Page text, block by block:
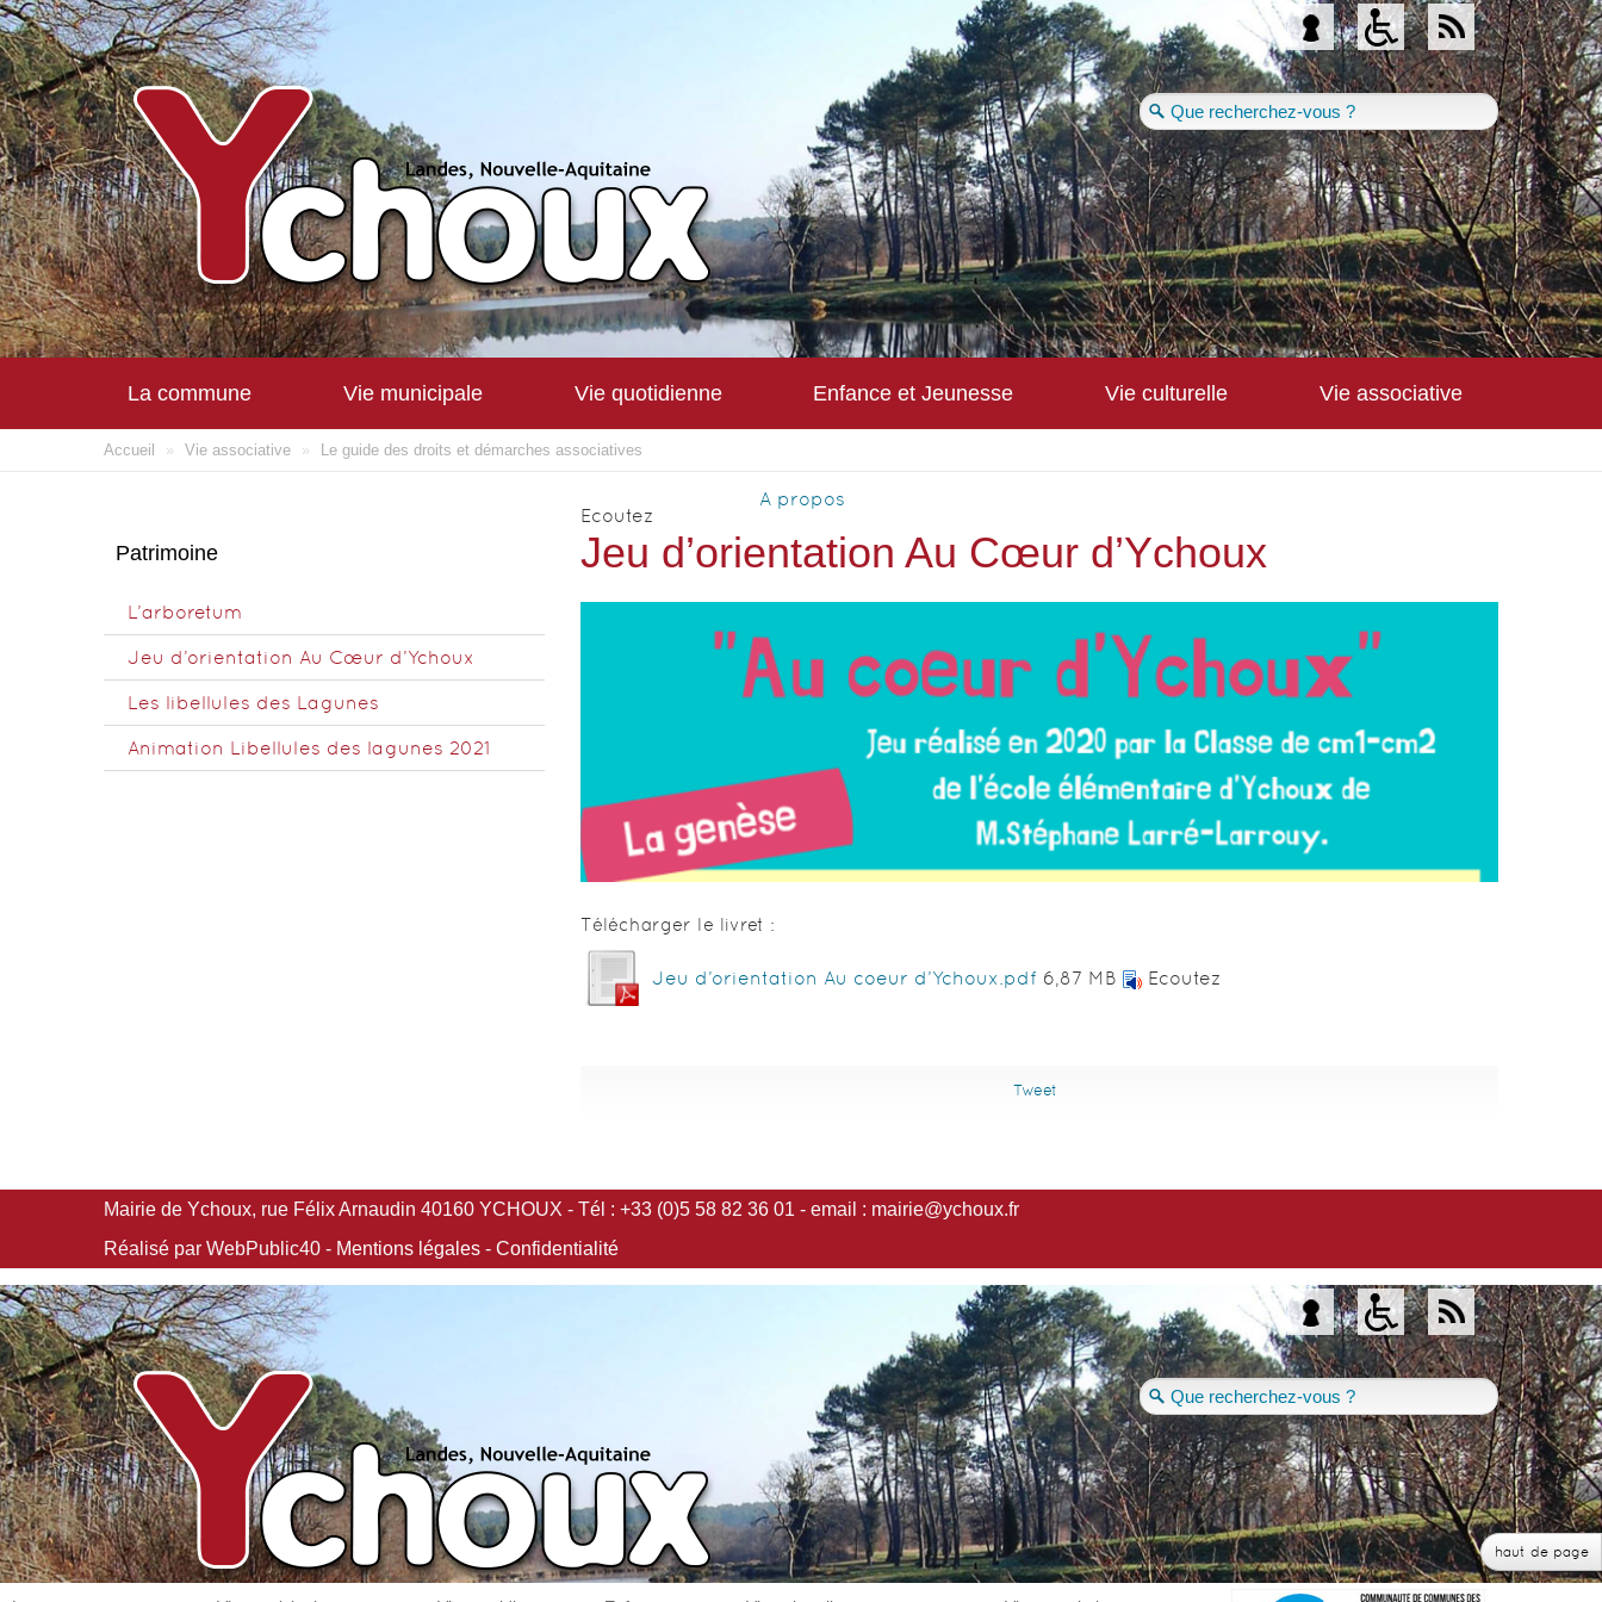
Se connecter
La commune Vie municipale Vie quotidienne Enfance et Jeunesse Vie culturelle Vie associative
Accueil » Vie associative » Le guide des droits et démarches associatives
Patrimoine
L’arboretum
Jeu d’orientation Au Cœur d’Ychoux
Les libellules des Lagunes
Animation Libellules des lagunes 2021
Ecoutez
A propos
Jeu d’orientation Au Cœur d’Ychoux
Télécharger le livret :
Jeu d’orientation Au coeur d’Ychoux.pdf 6,87 MB Ecoutez
Tweet
Mairie de Ychoux, rue Félix Arnaudin 40160 YCHOUX - Tél : +33 (0)5 58 82 36 01 - email : mairie@ychoux.fr
Réalisé par WebPublic40 - Mentions légales - Confidentialité